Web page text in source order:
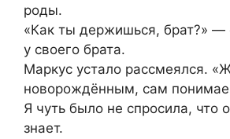
роды.
«Как ты держишься, брат?» —
у своего брата.
Маркус устало рассмеялся.
новорождённым, сам
Я чуть было не спросила, что
знает.